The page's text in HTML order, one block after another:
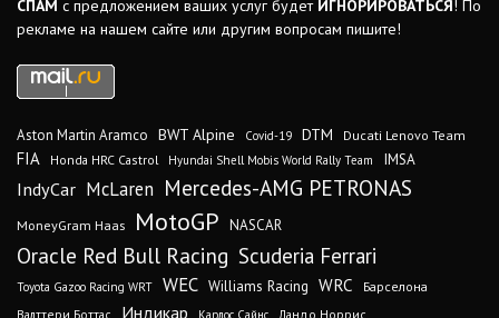
СПАМ с предложением ваших услуг будет ИГНОРИРОВАТЬСЯ! По
рекламе на нашем сайте или другим вопросам пишите!
Aston Martin Aramco BWT Alpine Covid-19 DTM Ducati Lenovo Team
FIA Honda HRC Castrol Hyundai Shell Mobis World Rally Team IMSA
IndyCar McLaren Mercedes-AMG PETRONAS
MoneyGram Haas MotoGP NASCAR
Oracle Red Bull Racing Scuderia Ferrari
Toyota Gazoo Racing WRT WEC Williams Racing WRC
Барселона
Валттери Боттас
Индикар Карлос Сайнс Ландо Норрис